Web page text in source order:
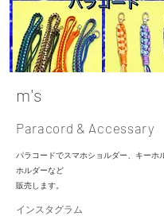
m's
Paracord & Accessary
パラコードでスマホショルダー、キーホ
ホルダーなど
販売します。
インスタグラム